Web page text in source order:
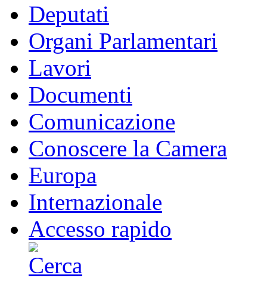
Deputati
Organi Parlamentari
Lavori
Documenti
Comunicazione
Conoscere la Camera
Europa
Internazionale
Accesso rapido